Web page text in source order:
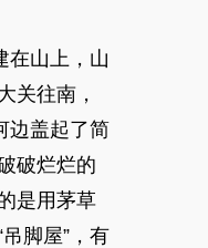
山上，山
关往南，
边盖起了简
破烂烂的
是用茅草
脚屋”，有